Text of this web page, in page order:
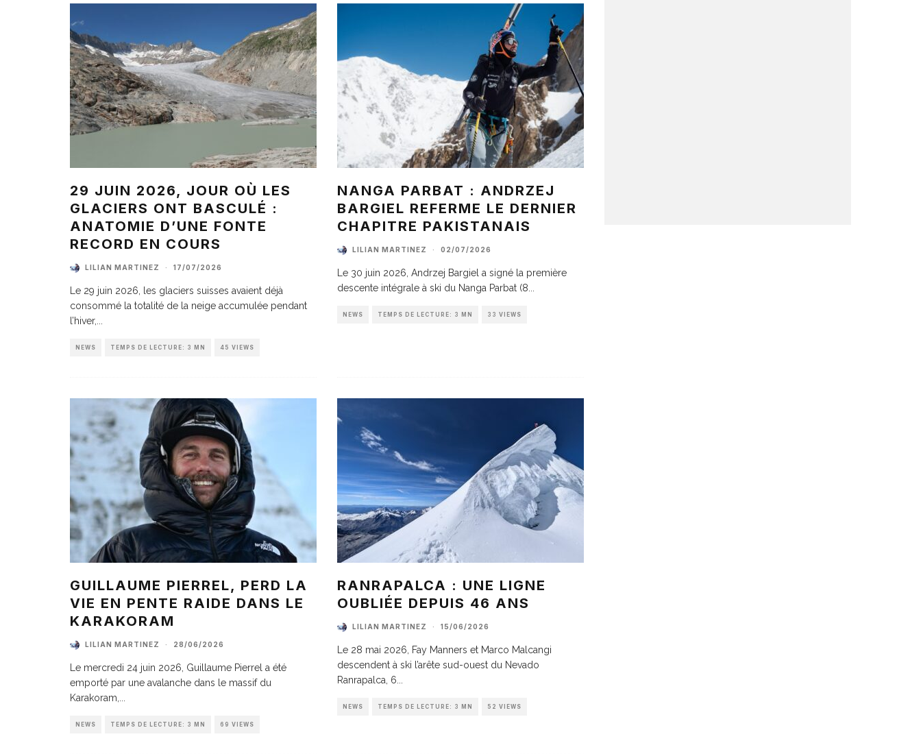
29 JUIN 2026, JOUR OÙ LES
GLACIERS ONT BASCULÉ :
ANATOMIE D’UNE FONTE
RECORD EN COURS
LILIAN MARTINEZ · 17/07/2026
Le 29 juin 2026, les glaciers suisses avaient déjà
consommé la totalité de la neige accumulée pendant
l’hiver,
NEWS TEMPS DE LECTURE: 3 MN 45 VIEWS
NANGA PARBAT : ANDRZEJ
BARGIEL REFERME LE DERNIER
CHAPITRE PAKISTANAIS
LILIAN MARTINEZ · 02/07/2026
Le 30 juin 2026, Andrzej Bargiel a signé la première
descente intégrale à ski du Nanga Parbat (8
NEWS TEMPS DE LECTURE: 3 MN 33 VIEWS
GUILLAUME PIERREL, PERD LA
VIE EN PENTE RAIDE DANS LE
KARAKORAM
LILIAN MARTINEZ · 28/06/2026
Le mercredi 24 juin 2026, Guillaume Pierrel a été
emporté par une avalanche dans le massif du
Karakoram,
NEWS TEMPS DE LECTURE: 3 MN 69 VIEWS
RANRAPALCA : UNE LIGNE
OUBLIÉE DEPUIS 46 ANS
LILIAN MARTINEZ · 15/06/2026
Le 28 mai 2026, Fay Manners et Marco Malcangi
descendent à ski l’arête sud-ouest du Nevado
Ranrapalca, 6
NEWS TEMPS DE LECTURE: 3 MN 52 VIEWS